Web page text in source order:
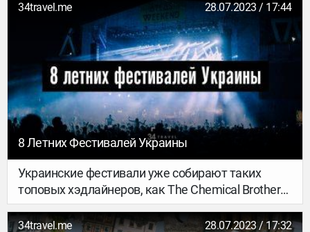
34travel.me 28.07.2023 / 17:44
8 Летних Фестивалей Украины
Украинские фестивали уже собирают таких
топовых хэдлайнеров, как The Chemical Brothers,
Gorillaz, Bonobo, оставаясь супер-бюджетными в
сравнении с европейскими аналогами. Выбирай:
34travel.me 28.07.2023 / 17:32